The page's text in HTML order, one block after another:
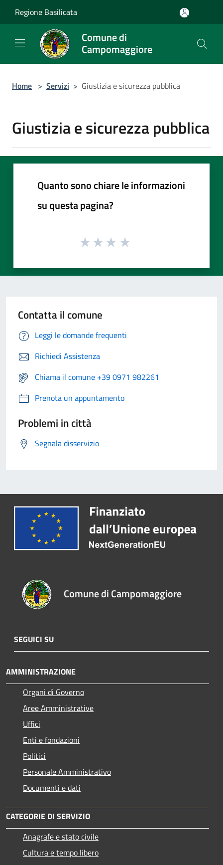
Regione Basilicata
Comune di
Campomaggiore
Home > Servizi > Giustizia e sicurezza pubblica
Giustizia e sicurezza pubblica
Quanto sono chiare le informazioni
su questa pagina?
Contatta il comune
Leggi le domande frequenti
Richiedi Assistenza
Chiama il comune +39 0971 982261
Prenota un appuntamento
Problemi in città
Segnala disservizio
Comune di Campomaggiore
SEGUICI SU
AMMINISTRAZIONE
Organi di Governo
Aree Amministrative
Uffici
Enti e fondazioni
Politici
Personale Amministrativo
Documenti e dati
CATEGORIE DI SERVIZIO
Anagrafe e stato civile
Cultura e tempo libero